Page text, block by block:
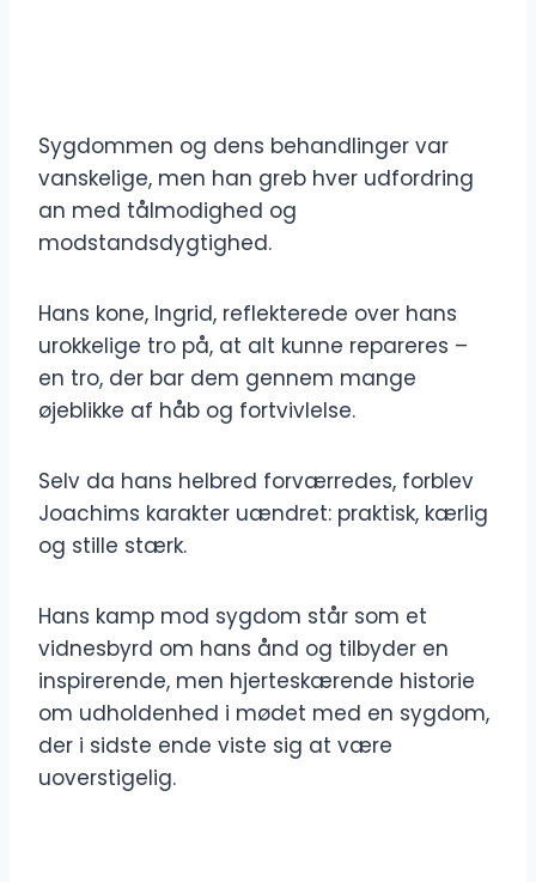
Sygdommen og dens behandlinger var
vanskelige, men han greb hver udfordring
an med tålmodighed og
modstandsdygtighed.
Hans kone, Ingrid, reflekterede over hans
urokkelige tro på, at alt kunne repareres –
en tro, der bar dem gennem mange
øjeblikke af håb og fortvivlelse.
Selv da hans helbred forværredes, forblev
Joachims karakter uændret: praktisk, kærlig
og stille stærk.
Hans kamp mod sygdom står som et
vidnesbyrd om hans ånd og tilbyder en
inspirerende, men hjerteskærende historie
om udholdenhed i mødet med en sygdom,
der i sidste ende viste sig at være
uoverstigelig.